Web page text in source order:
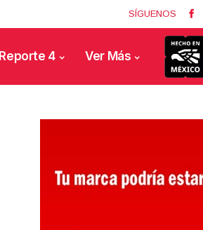
SÍGUENOS
Reporte 4 Ver Más